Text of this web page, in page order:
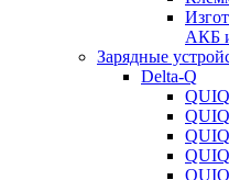
АКБ
Зарядные
Delta-Q